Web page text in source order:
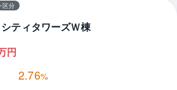
区分
ティタワーズＷ棟
円
2.76%